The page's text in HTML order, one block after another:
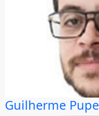
Guilherme Pupe